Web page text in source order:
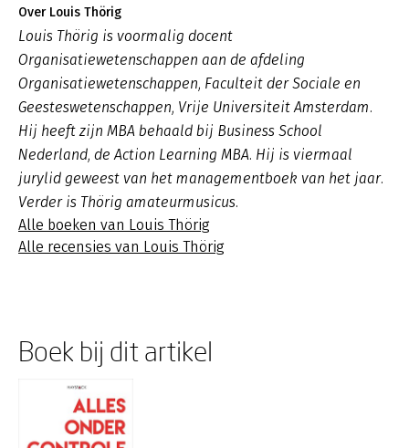
Over Louis Thörig
Louis Thörig is voormalig docent
Organisatiewetenschappen aan de afdeling
Organisatiewetenschappen, Faculteit der Sociale en
Geesteswetenschappen, Vrije Universiteit Amsterdam.
Hij heeft zijn MBA behaald bij Business School
Nederland, de Action Learning MBA. Hij is viermaal
jurylid geweest van het managementboek van het jaar.
Verder is Thörig amateurmusicus.
Alle boeken van Louis Thörig
Alle recensies van Louis Thörig
Boek bij dit artikel